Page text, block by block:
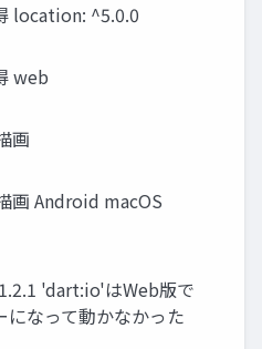
location: ^5.0.0
web
画
画 Android macOS
'dart:io'はWeb版で
になって動かなかった